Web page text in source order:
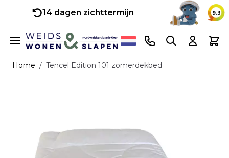
14 dagen zichttermijn 9.3
Ga naar de inhoud
Telefoonnummer
Search Cart
Home / Tencel Edition 101 zomerdekbed